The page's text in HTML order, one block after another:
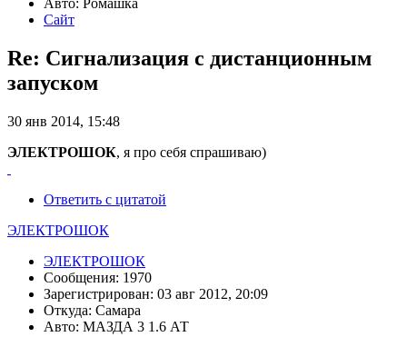
Авто: Ромашка
Сайт
Re: Сигнализация с дистанционным
запуском
30 янв 2014, 15:48
ЭЛЕКТРОШОК, я про себя спрашиваю)
Ответить с цитатой
ЭЛЕКТРОШОК
ЭЛЕКТРОШОК
Сообщения: 1970
Зарегистрирован: 03 авг 2012, 20:09
Откуда: Самара
Авто: МАЗДА 3 1.6 АТ